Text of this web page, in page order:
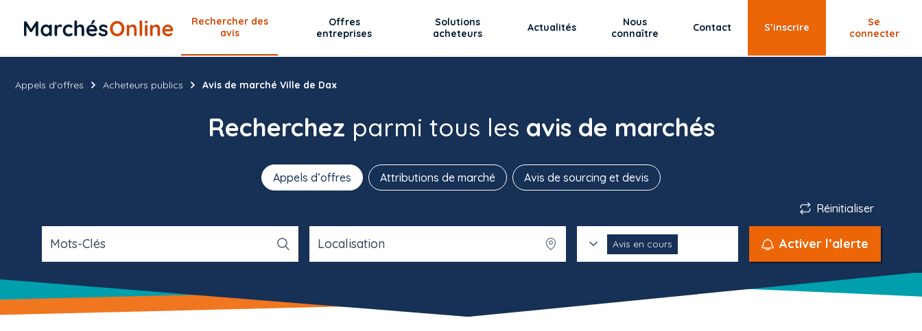
Rechercher des
avis
Offres
entreprises
Solutions
acheteurs
Actualités
Nous
connaître
Contact S’inscrire
Se
connecter
Recherchez parmi tous les avis de marchés
Appels d’offres Attributions de marché Avis de sourcing et devis
Réinitialiser
Mots-Clés Localisation Avis en cours Activer l’alerte
Appels d'offres Acheteurs publics Avis de marché Ville de Dax